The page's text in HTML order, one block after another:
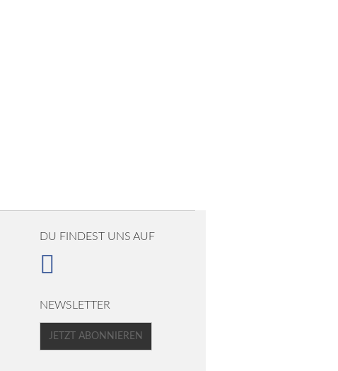
DU FINDEST UNS AUF
NEWSLETTER
JETZT ABONNIEREN